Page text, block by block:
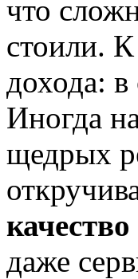
что
стоили. К
дохода:
Иногда
щедрых
даже